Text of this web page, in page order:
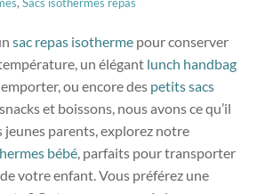
sac repas isotherme pour conserver
un élégant lunch handbag
ou encore des petits sacs
et boissons, nous avons ce qu’il
jeunes parents, explorez notre
bébé, parfaits pour transporter
votre enfant. Vous préférez une